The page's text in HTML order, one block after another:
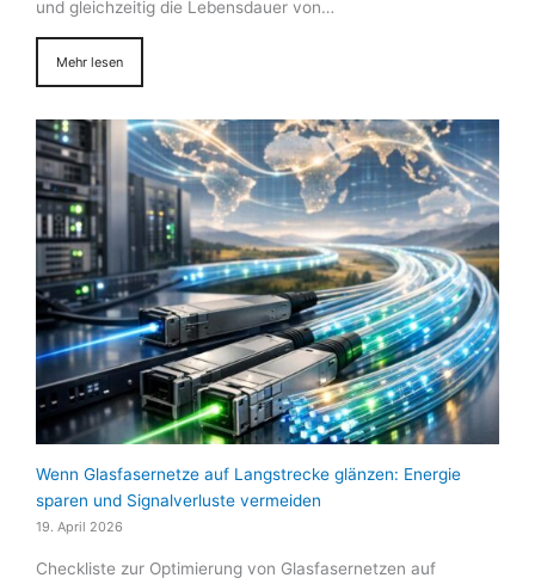
und gleichzeitig die Lebensdauer von…
Mehr lesen
Wenn Glasfasernetze auf Langstrecke glänzen: Energie
sparen und Signalverluste vermeiden
19. April 2026
Checkliste zur Optimierung von Glasfasernetzen auf